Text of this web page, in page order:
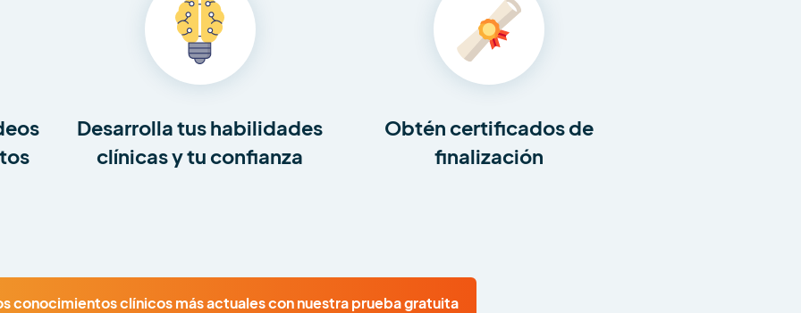
Desarrolla tus habilidades
clínicas y tu confianza
Obtén certificados de
finalización
conocimientos clínicos más actuales con nuestra prueba gratuita